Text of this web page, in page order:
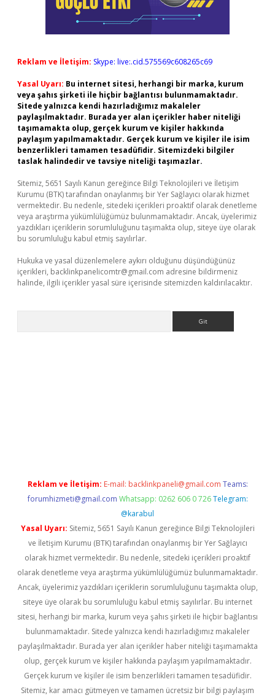
Reklam ve İletişim: Skype: live:.cid.575569c608265c69
Yasal Uyarı: Bu internet sitesi, herhangi bir marka, kurum
veya şahıs şirketi ile hiçbir bağlantısı bulunmamaktadır.
Sitede yalnızca kendi hazırladığımız makaleler
paylaşılmaktadır. Burada yer alan içerikler haber niteliği
taşımamakta olup, gerçek kurum ve kişiler hakkında
paylaşım yapılmamaktadır. Gerçek kurum ve kişiler ile isim
benzerlikleri tamamen tesadüfidir. Sitemizdeki bilgiler
taslak halindedir ve tavsiye niteliği taşımazlar.
Sitemiz, 5651 Sayılı Kanun gereğince Bilgi Teknolojileri ve İletişim
Kurumu (BTK) tarafından onaylanmış bir Yer Sağlayıcı olarak hizmet
vermektedir. Bu nedenle, sitedeki içerikleri proaktif olarak denetleme
veya araştırma yükümlülüğümüz bulunmamaktadır. Ancak, üyelerimiz
yazdıkları içeriklerin sorumluluğunu taşımakta olup, siteye üye olarak
bu sorumluluğu kabul etmiş sayılırlar.
Hukuka ve yasal düzenlemelere aykırı olduğunu düşündüğünüz
içerikleri, backlinkpanelicomtr@gmail.com adresine bildirmeniz
halinde, ilgili içerikler yasal süre içerisinde sitemizden kaldırılacaktır.
Reklam ve İletişim: E-mail: backlinkpaneli@gmail.com Teams:
forumhizmeti@gmail.com Whatsapp: 0262 606 0 726 Telegram:
@karabul
Yasal Uyarı: Sitemiz, 5651 Sayılı Kanun gereğince Bilgi Teknolojileri
ve İletişim Kurumu (BTK) tarafından onaylanmış bir Yer Sağlayıcı
olarak hizmet vermektedir. Bu nedenle, sitedeki içerikleri proaktif
olarak denetleme veya araştırma yükümlülüğümüz bulunmamaktadır.
Ancak, üyelerimiz yazdıkları içeriklerin sorumluluğunu taşımakta olup,
siteye üye olarak bu sorumluluğu kabul etmiş sayılırlar. Bu internet
sitesi, herhangi bir marka, kurum veya şahıs şirketi ile hiçbir bağlantısı
bulunmamaktadır. Sitede yalnızca kendi hazırladığımız makaleler
paylaşılmaktadır. Burada yer alan içerikler haber niteliği taşımamakta
olup, gerçek kurum ve kişiler hakkında paylaşım yapılmamaktadır.
Gerçek kurum ve kişiler ile isim benzerlikleri tamamen tesadüfidir.
Sitemiz, kar amacı gütmeyen ve tamamen ücretsiz bir bilgi paylaşım